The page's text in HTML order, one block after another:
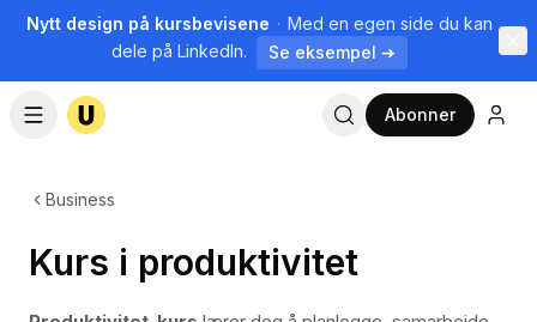
Nytt design på kursbevisene · Med en egen side du kan
dele på LinkedIn.
Se eksempel ➔
Abonner
Business
Kurs i produktivitet